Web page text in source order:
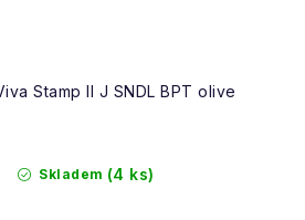
Stamp II J SNDL BPT olive
Skladem (4 ks)